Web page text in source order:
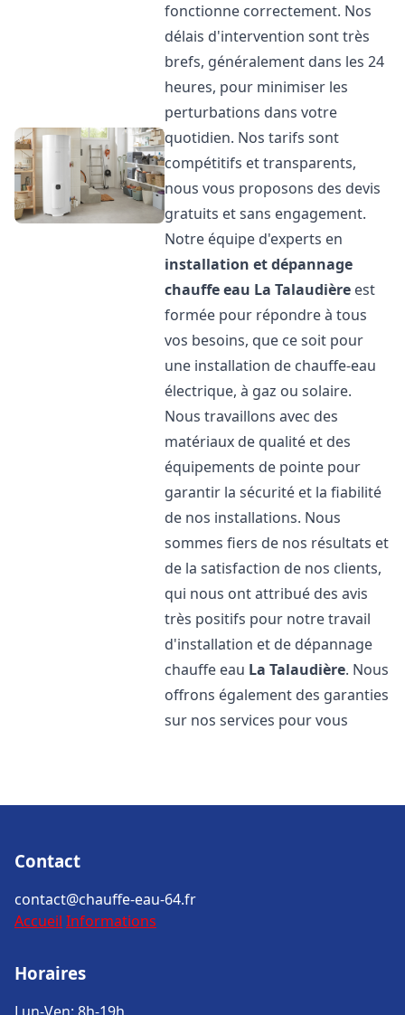
fonctionne correctement. Nos
délais d'intervention sont très
brefs, généralement dans les 24
heures, pour minimiser les
perturbations dans votre
quotidien. Nos tarifs sont
compétitifs et transparents,
nous vous proposons des devis
gratuits et sans engagement.
Notre équipe d'experts en
installation et dépannage
chauffe eau La Talaudière est
formée pour répondre à tous
vos besoins, que ce soit pour
une installation de chauffe-eau
électrique, à gaz ou solaire.
Nous travaillons avec des
matériaux de qualité et des
équipements de pointe pour
garantir la sécurité et la fiabilité
de nos installations. Nous
sommes fiers de nos résultats et
de la satisfaction de nos clients,
qui nous ont attribué des avis
très positifs pour notre travail
d'installation et de dépannage
chauffe eau La Talaudière. Nous
offrons également des garanties
sur nos services pour vous
Contact
contact@chauffe-eau-64.fr
Accueil Informations
Horaires